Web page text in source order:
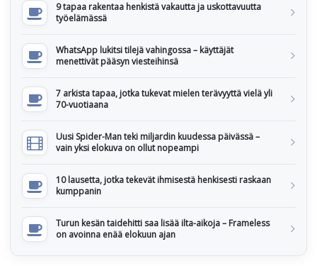
9 tapaa rakentaa henkistä vakautta ja uskottavuutta
työelämässä
WhatsApp lukitsi tilejä vahingossa – käyttäjät
menettivät pääsyn viesteihinsä
7 arkista tapaa, jotka tukevat mielen terävyyttä vielä yli
70-vuotiaana
Uusi Spider-Man teki miljardin kuudessa päivässä –
vain yksi elokuva on ollut nopeampi
10 lausetta, jotka tekevät ihmisestä henkisesti raskaan
kumppanin
Turun kesän taidehitti saa lisää ilta-aikoja – Frameless
on avoinna enää elokuun ajan